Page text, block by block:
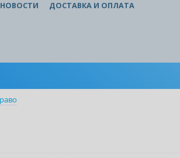
НОВОСТИ ДОСТАВКА И ОПЛАТА